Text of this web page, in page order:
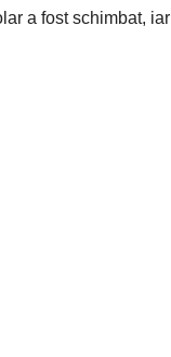
a fost schimbat, iar